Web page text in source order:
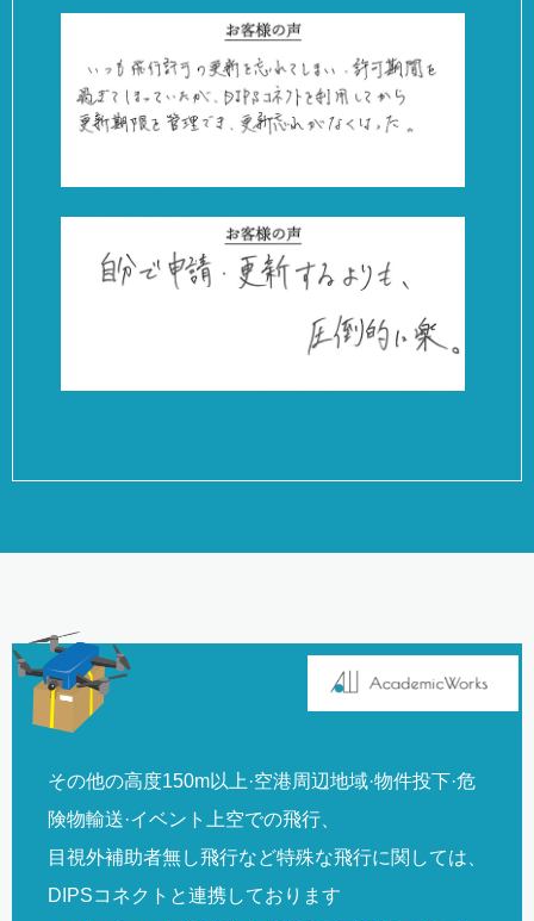
その他の高度150m以上·空港周辺地域·物件投下·危
険物輸送·イベント上空での飛行、
目視外補助者無し飛行など特殊な飛行に関しては、
DIPSコネクトと連携しております